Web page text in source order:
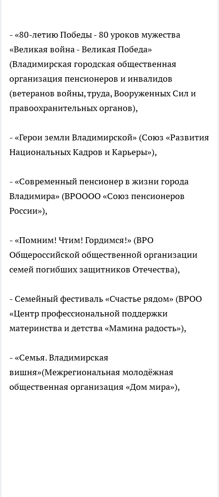
- «80-летию Победы - 80 уроков мужества
«Великая война - Великая Победа»
(Владимирская городская общественная
организация пенсионеров и инвалидов
(ветеранов войны, труда, Вооруженных Сил и
правоохранительных органов),
- «Герои земли Владимирской» (Союз «Развития
Национальных Кадров и Карьеры»),
- «Современный пенсионер в жизни города
Владимира» (ВРОООО «Союз пенсионеров
России»),
- «Помним! Чтим! Гордимся!» (ВРО
Общероссийской общественной организации
семей погибших защитников Отечества),
- Семейный фестиваль «Счастье рядом» (ВРОО
«Центр профессиональной поддержки
материнства и детства «Мамина радость»),
- «Семья. Владимирская
вишня»(Межрегиональная молодёжная
общественная организация «Дом мира»),